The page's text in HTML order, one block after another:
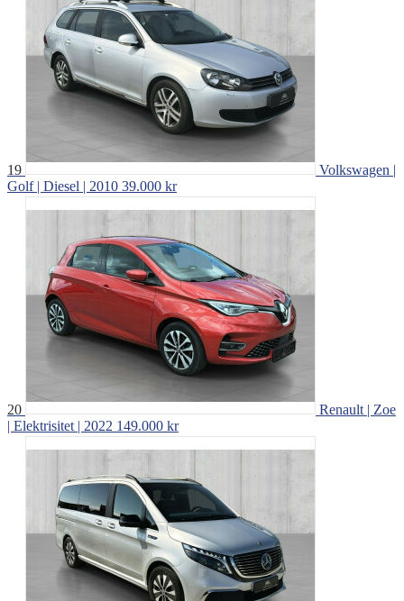
19
Volkswagen |
Golf | Diesel | 2010 39.000 kr
20
Renault | Zoe
| Elektrisitet | 2022 149.000 kr